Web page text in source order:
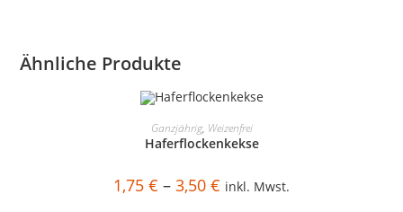
Ähnliche Produkte
AUSFÜHRUNG WÄHLEN
Produkt
weist
mehrere
Die
Ganzjährig, Weizenfrei
Haferflockenkekse
1,75 € – 3,50 € Preisspanne:
1,75 €
inkl. Mwst.